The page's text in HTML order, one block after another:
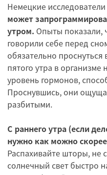
Немецкие
может
утром. Опыты показали,
говорили себе перед
обязательно
пятого утра в
уровень гормонов,
Проснувшись, они
разбитыми.
С раннего утра (если
нужно как можно
Распахивайте шторы, не
солнечный свет быстро